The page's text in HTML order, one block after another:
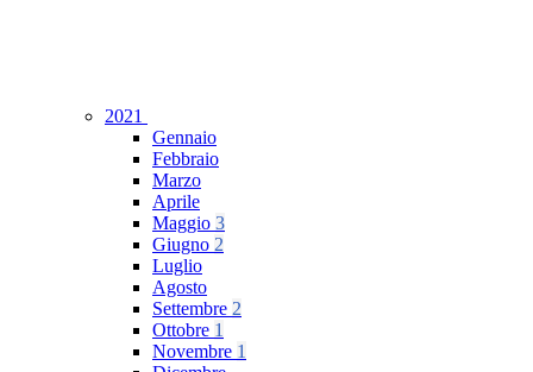
2021
Gennaio
Febbraio
Marzo
Aprile
Maggio 3
Giugno 2
Luglio
Agosto
Settembre 2
Ottobre 1
Novembre 1